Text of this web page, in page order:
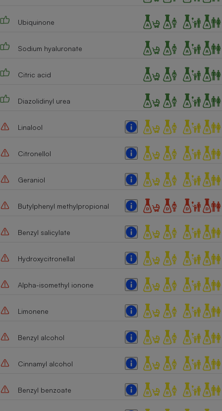
Ubiquinone
Sodium hyaluronate
Citric acid
Diazolidinyl urea
Linalool
Citronellol
Geraniol
Butylphenyl methylpropional
Benzyl salicylate
Hydroxycitronellal
Alpha-isomethyl ionone
Limonene
Benzyl alcohol
Cinnamyl alcohol
Benzyl benzoate